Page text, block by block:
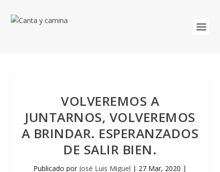
VOLVEREMOS A
JUNTARNOS, VOLVEREMOS
A BRINDAR. ESPERANZADOS
DE SALIR BIEN.
Publicado por José Luis Miguel | 27 Mar, 2020 |